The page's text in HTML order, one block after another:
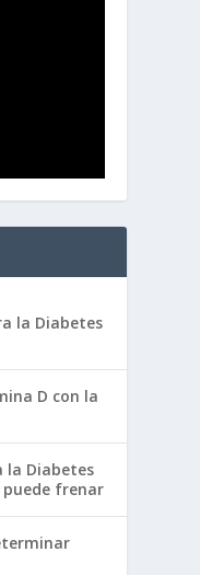
la Diabetes
D con la
la Diabetes
puede frenar